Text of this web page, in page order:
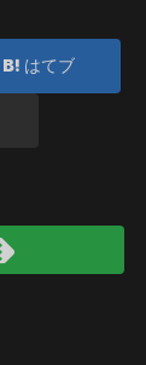
はてブ